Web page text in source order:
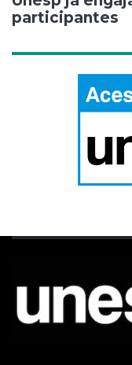
participantes